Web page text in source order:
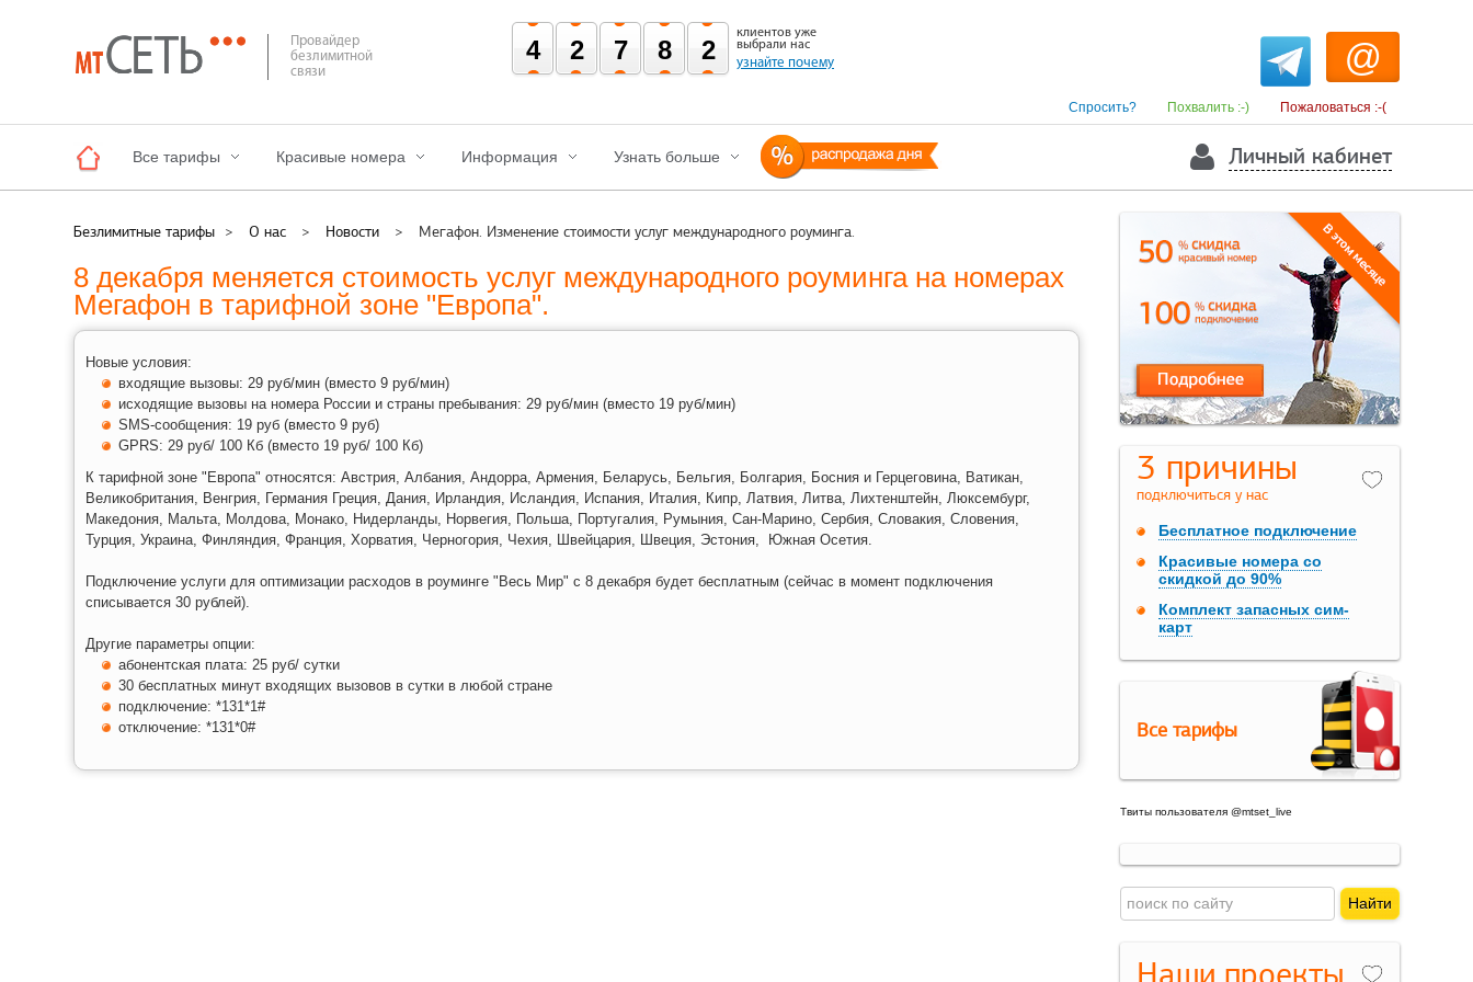
Провайдер
безлимитной
связи
42782
клиентов уже
выбрали нас
узнайте почему @
Спросить? Похвалить :-) Пожаловаться :-(
Все тарифы Красивые номера Информация Узнать больше Личный кабинет
Безлимитные тарифы > О нас > Новости > Мегафон. Изменение стоимости услуг международного роуминга.
8 декабря меняется стоимость услуг международного роуминга на номерах
Мегафон в тарифной зоне "Европа".
Новые условия:
входящие вызовы: 29 руб/мин (вместо 9 руб/мин)
исходящие вызовы на номера России и страны пребывания: 29 руб/мин (вместо 19 руб/мин)
SMS-сообщения: 1 9 руб (вместо 9 руб)
GPRS: 29 руб/ 100 Кб (вместо 19 руб/ 100 Кб)
К тарифной зоне "Европа" относятся: Австрия, Албания, Андорра, Армения, Беларусь, Бельгия, Болгария, Босния и Герцеговина, Ватикан,
Великобритания, Венгрия, Германия Греция, Дания, Ирландия, Исландия, Испания, Италия, Кипр, Латвия, Литва, Лихтенштейн, Люксембург,
Македония, Мальта, Молдова, Монако, Нидерланды, Норвегия, Польша, Португалия, Румыния, Сан-Марино, Сербия, Словакия, Словения,
Турция, Украина, Финляндия, Франция, Хорватия, Черногория, Чехия, Швейцария, Швеция, Эстония, Южная Осетия.
Подключение услуги для оптимизации расходов в роуминге "Весь Мир" с 8 декабря будет бесплатным (сейчас в момент подключения
списывается 30 рублей).
Другие параметры опции:
абонентская плата: 25 руб/ сутки
30 бесплатных минут входящих вызовов в сутки в любой стране
подключение: *131*1#
отключение: *131*0#
3 причины
подключиться у нас
Бесплатное подключение
Красивые номера со
скидкой до 90%
Комплект запасных сим-
карт
Все тарифы
Твиты пользователя @mtset_live
Наши проекты